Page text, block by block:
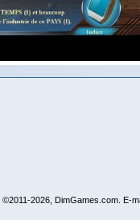
©2011-2026, DimGames.com. E-